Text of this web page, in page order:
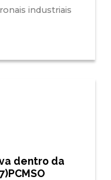
industriais
dentro da